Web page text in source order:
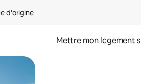
d'origine
Mettre mon logement